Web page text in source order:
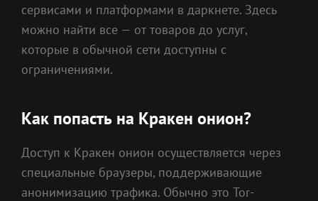
сервисами и платформами в даркнете. Здесь
можно найти все — от товаров до услуг,
которые в обычной сети доступны с
ограничениями.
Как попасть на Кракен онион?
Доступ к Кракен онион осуществляется через
специальные браузеры, поддерживающие
анонимизацию трафика. Обычно это Tor-